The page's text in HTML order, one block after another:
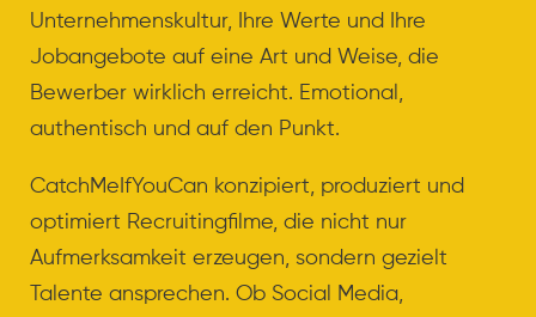
Unternehmenskultur, Ihre Werte und Ihre
Jobangebote auf eine Art und Weise, die
Bewerber wirklich erreicht. Emotional,
authentisch und auf den Punkt.
CatchMeIfYouCan konzipiert, produziert und
optimiert Recruitingfilme, die nicht nur
Aufmerksamkeit erzeugen, sondern gezielt
Talente ansprechen. Ob Social Media,